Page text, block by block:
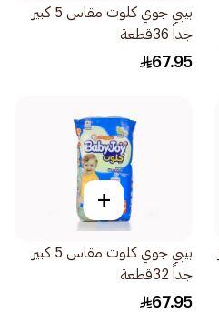
بيبي جوي كلوت مقاس 5 كبير
جداً 36قطعة
67.95
+
بيبي جوي كلوت مقاس 5 كبير
جداً 32قطعة
67.95